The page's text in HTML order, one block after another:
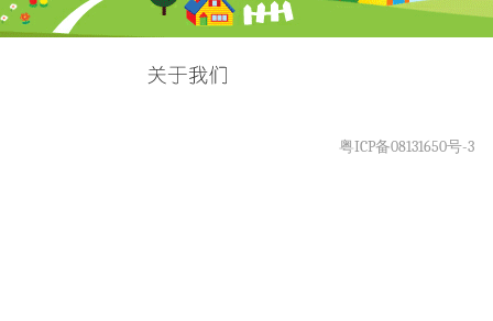
粤ICP备08131650号-3